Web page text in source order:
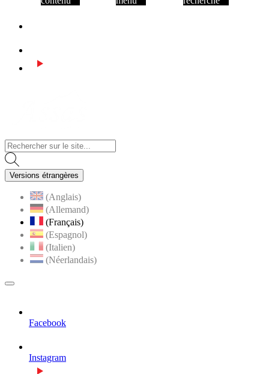
Assas
Versions étrangères
(Anglais)
(Allemand)
(Français)
(Espagnol)
(Italien)
(Néerlandais)
MENU
Facebook
Instagram